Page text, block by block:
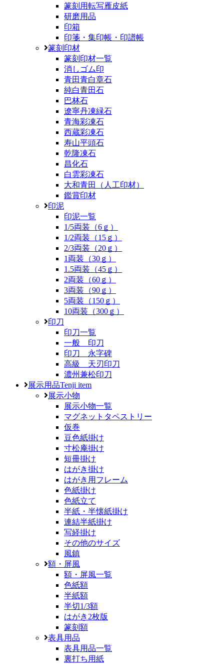
篆刻用転写雁皮紙
研磨用品
印箱
印箋・集印帳・印譜帳
篆刻印材
篆刻印材一覧
消しゴム印
青田青白章石
純白青田石
巴林石
遼寧丹凍緑石
青海彩凍石
西蔵彩凍石
寿山平頭石
乾隆凍石
昌化石
白雲彩凍石
大和青田（人工印材）
鑑賞印材
印泥
印泥一覧
1/5両装（6ｇ）
1/2両装（15ｇ）
2/3両装（20ｇ）
1両装（30ｇ）
1.5両装（45ｇ）
2両装（60ｇ）
3両装（90ｇ）
5両装（150ｇ）
10両装（300ｇ）
印刀
印刀一覧
一般 印刀
印刀 永字碑
高級 天刃印刀
濃州兼松印刀
展示用品Tenji item
展示小物
展示小物一覧
マグネットタペストリー
仮巻
豆色紙掛け
寸松庵掛け
短冊掛け
はがき掛け
はがき用フレーム
色紙掛け
色紙立て
半紙・半懐紙掛け
連結半紙掛け
写経掛け
その他のサイズ
風鎮
額・屏風
額・屏風一覧
色紙額
半紙額
半切1/3額
はがき2枚版
篆刻額
表具用品
表具用品一覧
裏打ち用紙